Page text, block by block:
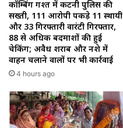
कॉम्बिंग गश्त में कटनी पुलिस की
सख्ती, 111 आरोपी पकड़े 11 स्थायी
और 33 गिरफ्तारी वारंटी गिरफ्तार,
88 से अधिक बदमाशों की हुई
चेकिंग; अवैध शराब और नशे में
वाहन चलाने वालों पर भी कार्रवाई
4 hours ago